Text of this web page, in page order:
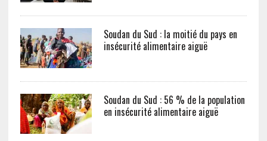
Soudan du Sud : la moitié du pays en
insécurité alimentaire aiguë
Soudan du Sud : 56 % de la population
en insécurité alimentaire aiguë